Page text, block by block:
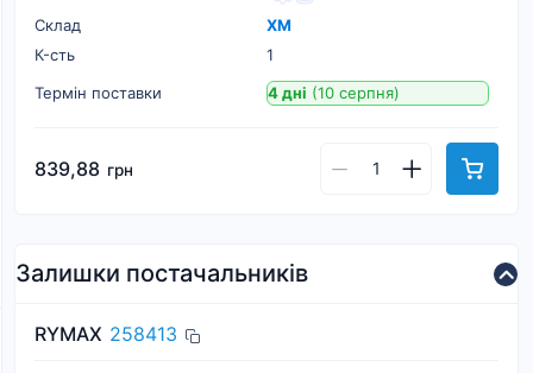
Склад
ХМ
К-cть
1
Термін поставки
4 дні (10 серпня)
839,88 грн
Залишки постачальників
RYMAX 258413